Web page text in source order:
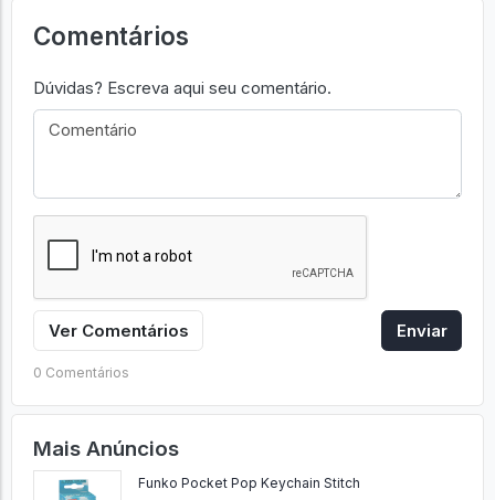
Comentários
Dúvidas? Escreva aqui seu comentário.
Ver Comentários Enviar
0 Comentários
Mais Anúncios
Funko Pocket Pop Keychain Stitch